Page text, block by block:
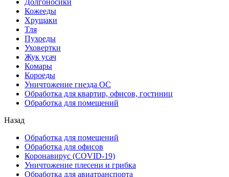
Долгоносики
Кожееды
Хрущаки
Тля
Пухоеды
Уховертки
Жук усач
Комары
Короеды
Уничтожение гнезда ОС
Обработка для квартир, офисов, гостиниц
Обработка для помещений
Назад
Обработка для помещений
Обработка для офисов
Коронавирус (COVID-19)
Уничтожение плесени и грибка
Обработка для авиатранспорта